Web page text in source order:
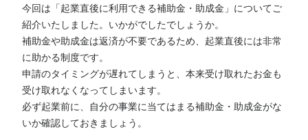
今回は「起業直後に利用できる補助金・助成金」についてご
紹介いたしました。いかがでしたでしょうか。
補助金や助成金は返済が不要であるため、起業直後には非常
に助かる制度です。
申請のタイミングが遅れてしまうと、本来受け取れたお金も
受け取れなくなってしまいます。
必ず起業前に、自分の事業に当てはまる補助金・助成金がな
いか確認しておきましょう。